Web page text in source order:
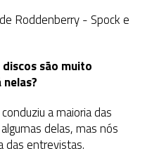
são muito
a maioria das
delas, mas nós
das entrevistas.